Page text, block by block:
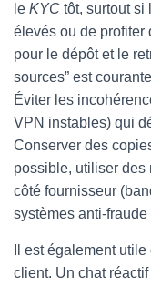
le KYC tôt, surtout si
élevés ou de profiter
pour le dépôt et le
sources” est
Éviter les
VPN instables) qui
Conserver des
possible, utiliser des
côté fournisseur
systèmes anti-fraude
Il est également
client. Un chat